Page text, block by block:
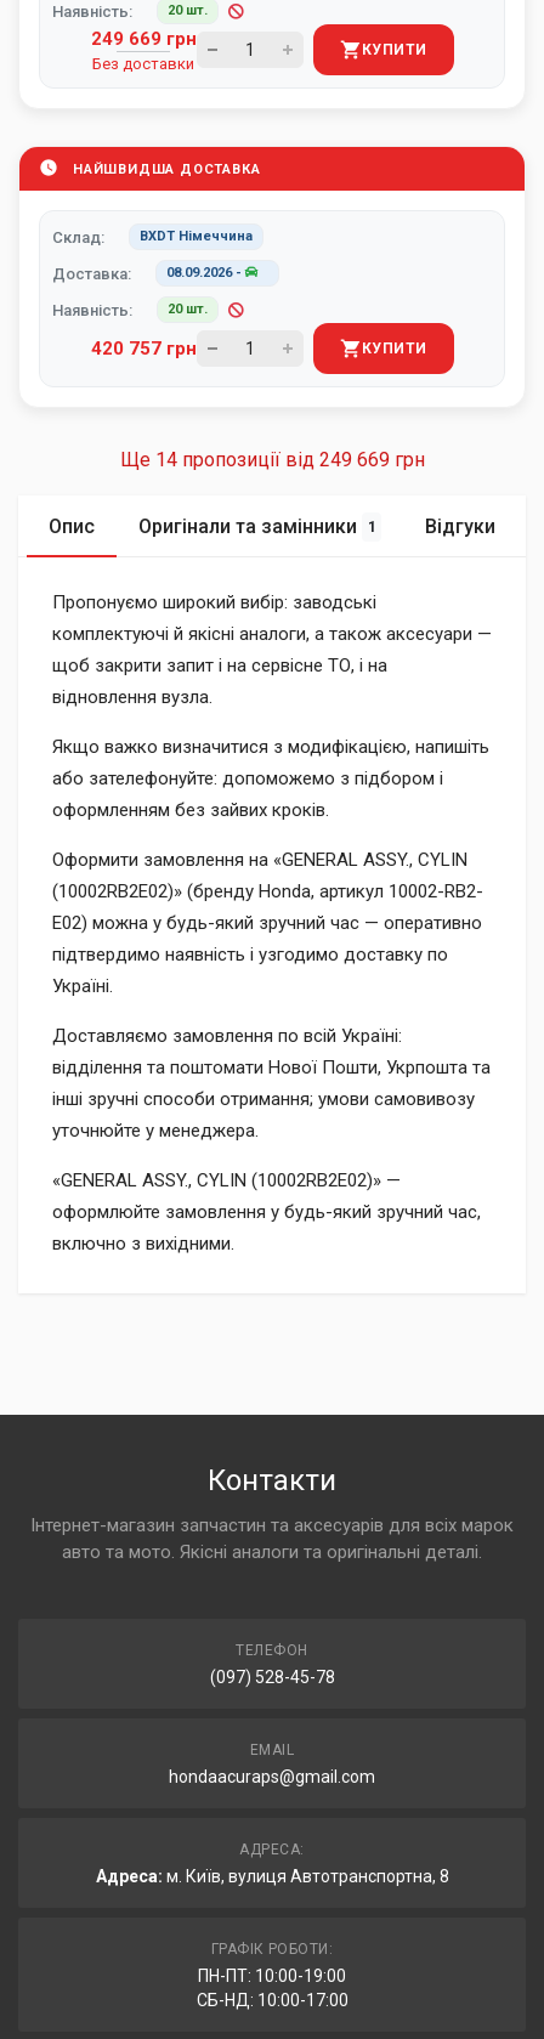
Наявність: 20 шт.
249 669 грн
Без доставки
КУПИТИ
НАЙШВИДША ДОСТАВКА
Склад: BXDT Німеччина
Доставка: 08.09.2026-
Наявність: 20 шт.
420 757 грн КУПИТИ
Ще 14 пропозиції від 249 669 грн
Опис Оригінали та замінники 1 Відгуки
Пропонуємо широкий вибір: заводські
комплектуючі й якісні аналоги, а також аксесуари —
щоб закрити запит і на сервісне ТО, і на
відновлення вузла.
Якщо важко визначитися з модифікацією, напишіть
або зателефонуйте: допоможемо з підбором і
оформленням без зайвих кроків.
Оформити замовлення на «GENERAL ASSY., CYLIN
(10002RB2E02)» (бренду Honda, артикул 10002-RB2-
E02) можна у будь-який зручний час — оперативно
підтвердимо наявність і узгодимо доставку по
Україні.
Доставляємо замовлення по всій Україні:
відділення та поштомати Нової Пошти, Укрпошта та
інші зручні способи отримання; умови самовивозу
уточнюйте у менеджера.
«GENERAL ASSY., CYLIN (10002RB2E02)» —
оформлюйте замовлення у будь-який зручний час,
включно з вихідними.
Контакти
Інтернет-магазин запчастин та аксесуарів для всіх марок
авто та мото. Якісні аналоги та оригінальні деталі.
ТЕЛЕФОН
(097) 528-45-78
EMAIL
hondaacuraps@gmail.com
АДРЕСА:
Адреса: м. Київ, вулиця Автотранспортна, 8
ГРАФІК РОБОТИ:
ПН-ПТ: 10:00-19:00
СБ-НД: 10:00-17:00